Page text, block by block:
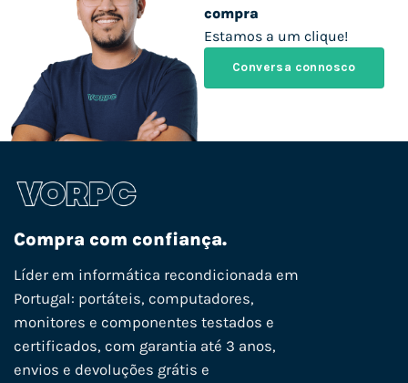
compra
Estamos a um clique!
Conversa connosco
Compra com confiança.
Líder em informática recondicionada em
Portugal: portáteis, computadores,
monitores e componentes testados e
certificados, com garantia até 3 anos,
envios e devoluções grátis e